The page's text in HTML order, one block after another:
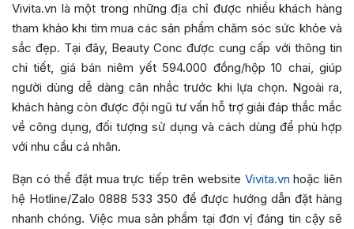
Vivita.vn là một trong những địa chỉ được nhiều khách hàng
tham khảo khi tìm mua các sản phẩm chăm sóc sức khỏe và
sắc đẹp. Tại đây, Beauty Conc được cung cấp với thông tin
chi tiết, giá bán niêm yết 594.000 đồng/hộp 10 chai, giúp
người dùng dễ dàng cân nhắc trước khi lựa chọn. Ngoài ra,
khách hàng còn được đội ngũ tư vấn hỗ trợ giải đáp thắc mắc
về công dụng, đối tượng sử dụng và cách dùng để phù hợp
với nhu cầu cá nhân.
Bạn có thể đặt mua trực tiếp trên website Vivita.vn hoặc liên
hệ Hotline/Zalo 0888 533 350 để được hướng dẫn đặt hàng
nhanh chóng. Việc mua sản phẩm tại đơn vị đáng tin cậy sẽ